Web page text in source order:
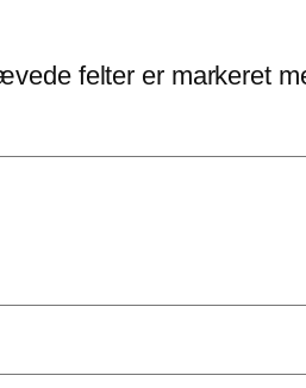
felter er markeret